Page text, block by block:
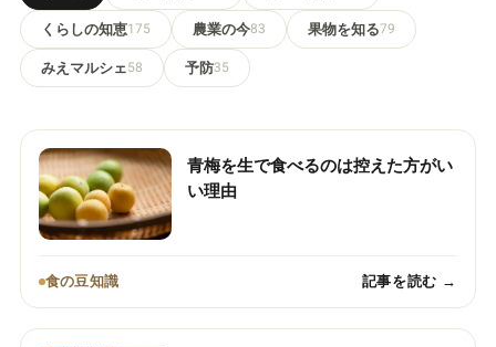
くらしの知恵175 農業の今83 果物を知る79
みえマルシェ58 予防35
青梅を生で食べるのは控えた方がい
い理由
食の豆知識 記事を読む →